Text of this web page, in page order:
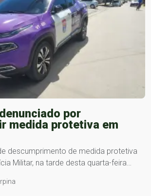
por
medida protetiva em
descumprimento de medida protetiva
Militar, na tarde desta quarta-feira…